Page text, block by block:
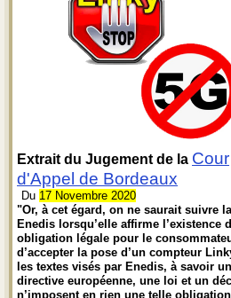
Extrait du Jugement de la Cour
d'Appel de Bordeaux
Du 17 Novembre 2020
"Or, à cet égard, on ne saurait suivre
Enedis lorsqu’elle affirme l’existence
obligation légale pour le
d’accepter la pose d’un compteur
les textes visés par Enedis, à savoir
directive européenne, une loi et un
n’imposent en rien une telle